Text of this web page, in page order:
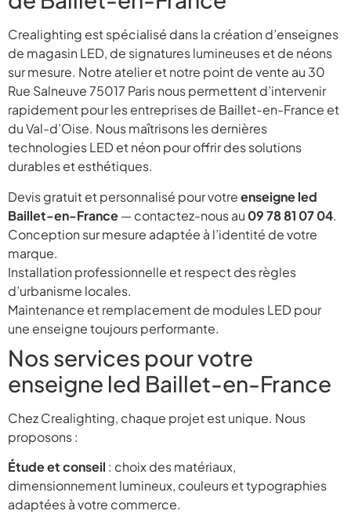
Crealighting est spécialisé dans la création d’enseignes
de magasin LED, de signatures lumineuses et de néons
sur mesure. Notre atelier et notre point de vente au 30
Rue Salneuve 75017 Paris nous permettent d’intervenir
rapidement pour les entreprises de Baillet-en-France et
du Val-d’Oise. Nous maîtrisons les dernières
technologies LED et néon pour offrir des solutions
durables et esthétiques.
Devis gratuit et personnalisé pour votreenseigne led
Baillet-en-France— contactez-nous au 09 78 81 07 04.
Conception sur mesure adaptée à l’identité de votre
marque.
Installation professionnelle et respect des règles
d’urbanisme locales.
Maintenance et remplacement de modules LED pour
une enseigne toujours performante.
Nos services pour votre
enseigne led Baillet-en-France
Chez Crealighting, chaque projet est unique. Nous
proposons :
Étude et conseil : choix des matériaux,
dimensionnement lumineux, couleurs et typographies
adaptées à votre commerce.